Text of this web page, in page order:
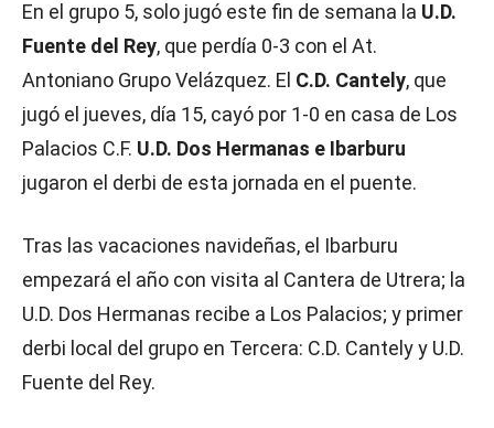
En el grupo 5, solo jugó este fin de semana la U.D.
Fuente del Rey, que perdía 0-3 con el At.
Antoniano Grupo Velázquez. El C.D. Cantely, que
jugó el jueves, día 15, cayó por 1-0 en casa de Los
Palacios C.F. U.D. Dos Hermanas e Ibarburu
jugaron el derbi de esta jornada en el puente.
Tras las vacaciones navideñas, el Ibarburu
empezará el año con visita al Cantera de Utrera; la
U.D. Dos Hermanas recibe a Los Palacios; y primer
derbi local del grupo en Tercera: C.D. Cantely y U.D.
Fuente del Rey.